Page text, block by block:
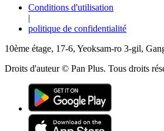
Conditions d'utilisation
|
politique de confidentialité
10ème étage, 17-6, Yeoksam-ro 3-gil,
Droits d'auteur © Pan Plus. Tous droits